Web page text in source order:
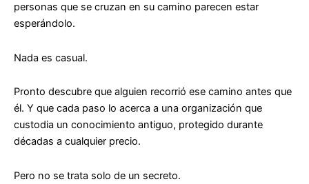
personas que se cruzan en su camino parecen estar
esperándolo.
Nada es casual.
Pronto descubre que alguien recorrió ese camino antes que
él. Y que cada paso lo acerca a una organización que
custodia un conocimiento antiguo, protegido durante
décadas a cualquier precio.
Pero no se trata solo de un secreto.